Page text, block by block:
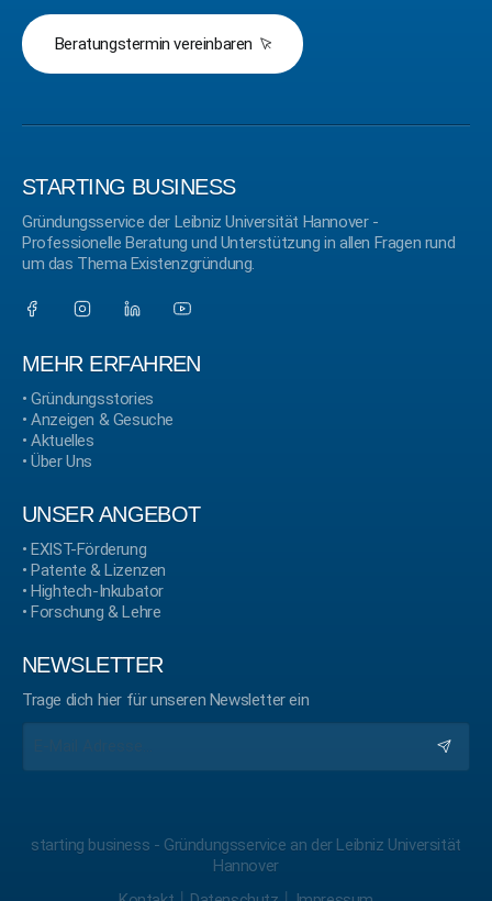
Beratungstermin vereinbaren
STARTING BUSINESS
Gründungsservice der Leibniz Universität Hannover -
Professionelle Beratung und Unterstützung in allen Fragen rund
um das Thema Existenzgründung.
MEHR ERFAHREN
•Gründungsstories
•Anzeigen & Gesuche
•Aktuelles
•Über Uns
UNSER ANGEBOT
•EXIST-Förderung
•Patente & Lizenzen
•Hightech-Inkubator
•Forschung & Lehre
NEWSLETTER
Trage dich hier für unseren Newsletter ein
starting business - Gründungsservice an der Leibniz Universität
Hannover